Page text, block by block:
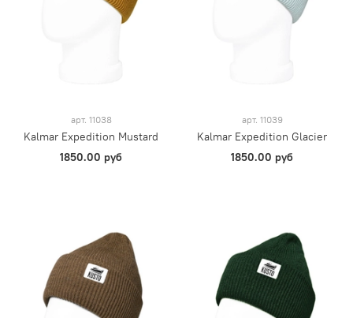
арт. 11038
Kalmar Expedition Mustard
1850.00 руб
арт. 11039
Kalmar Expedition Glacier
1850.00 руб